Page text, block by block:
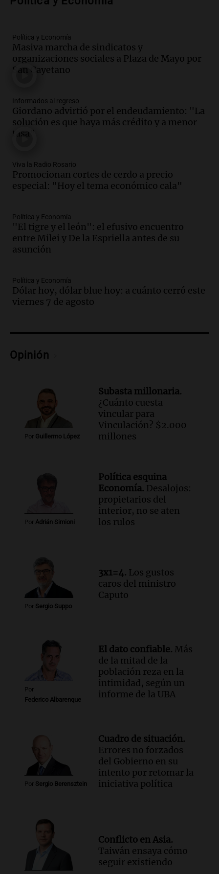
Audio.Denuncias por represión en el
Congreso y evacuación por derrame de
oxígeno en Montecastro
Panorama Federal
y llega avión para escuelas de la décima
brigada aérea
Panorama Federal
como enfermedad laboral tras la muerte
de un docente
Panorama Federal
Aumento de tarifas de luz en San
Luis a partir de agosto por nueva
regulación de la energía
Panorama Federal
la población del país fue a templos a
buscar ayuda el último año”
La Argentina, hoy
Santa Fe.
Audio.
José Roccuzzo, cortes de carne y
compras de Antonella: bromas en
Rosario.
Ahora país
Episodios
Viva la Radio Rosario
Episodios
Luciano Cáceres llega a Córdoba a
presentar “Paraíso”, una obra que
cuestiona certezas masculinas
Política y Economía
Masiva marcha de sindicatos y
organizaciones sociales a Plaza de Mayo por
San Cayetano
Informados al regreso
Giordano advirtió por el endeudamiento: "La
solución es que haya más crédito y a menor
tasa"
Viva la Radio Rosario
Promocionan cortes de cerdo a precio
especial: "Hoy el tema económico cala"
Política y Economía
"El tigre y el león": el efusivo encuentro
entre Milei y De la Espriella antes de su
asunción
Política y Economía
Dólar hoy, dólar blue hoy: a cuánto cerró este
viernes 7 de agosto
Opinión
Por Guillermo López
Subasta millonaria.
¿Cuánto cuesta
vincular para
Vinculación? $2.000
millones
Por Adrián Simioni
Política esquina
Economía. Desalojos:
propietarios del
interior, no se aten
los rulos
Por Sergio Suppo
3x1=4. Los gustos
caros del ministro
Caputo
Por
Federico Albarenque
El dato confiable. Más
de la mitad de la
población reza en la
intimidad, según un
informe de la UBA
Por Sergio Berensztein
Cuadro de situación.
Errores no forzados
del Gobierno en su
intento por retomar la
iniciativa política
Conflicto en Asia.
Taiwán ensaya cómo
seguir existiendo